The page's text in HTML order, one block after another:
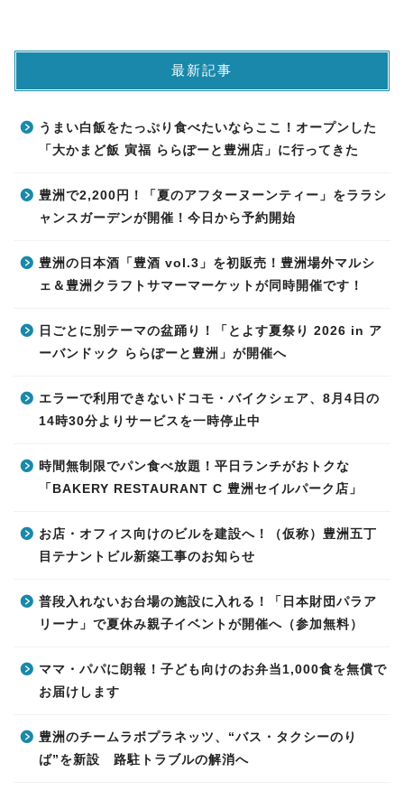
最新記事
うまい白飯をたっぷり食べたいならここ！オープンした
「大かまど飯 寅福 ららぽーと豊洲店」に行ってきた
豊洲で2,200円！「夏のアフターヌーンティー」をララシ
ャンスガーデンが開催！今日から予約開始
豊洲の日本酒「豊酒 vol.3」を初販売！豊洲場外マルシ
ェ＆豊洲クラフトサマーマーケットが同時開催です！
日ごとに別テーマの盆踊り！「とよす夏祭り 2026 in ア
ーバンドック ららぽーと豊洲」が開催へ
エラーで利用できないドコモ・バイクシェア、8月4日の
14時30分よりサービスを一時停止中
時間無制限でパン食べ放題！平日ランチがおトクな
「BAKERY RESTAURANT C 豊洲セイルパーク店」
お店・オフィス向けのビルを建設へ！（仮称）豊洲五丁
目テナントビル新築工事のお知らせ
普段入れないお台場の施設に入れる！「日本財団パラア
リーナ」で夏休み親子イベントが開催へ（参加無料）
ママ・パパに朗報！子ども向けのお弁当1,000食を無償で
お届けします
豊洲のチームラボプラネッツ、“バス・タクシーのり
ば”を新設 路駐トラブルの解消へ